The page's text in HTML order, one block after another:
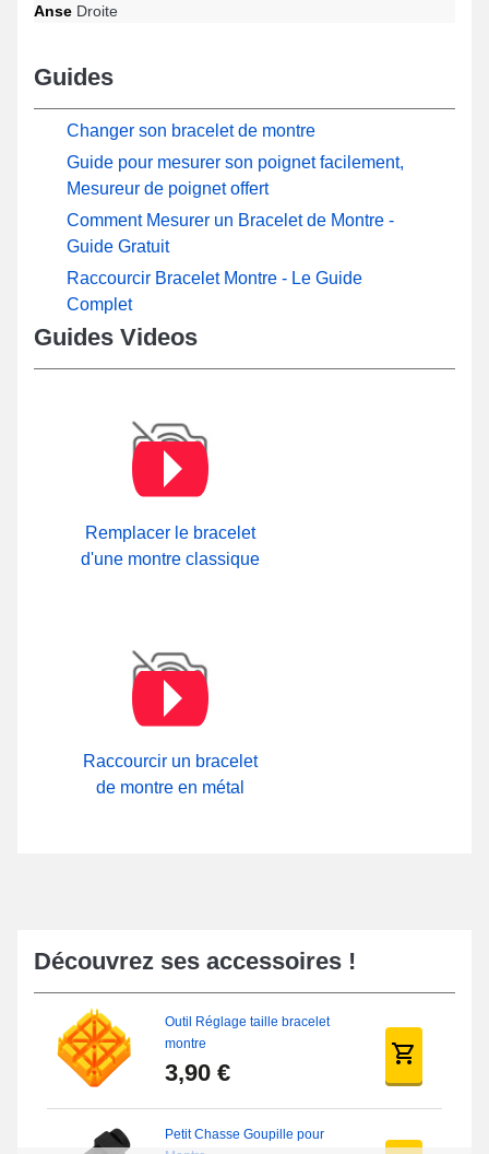
Anse Droite
Guides
Changer son bracelet de montre
Guide pour mesurer son poignet facilement,
Mesureur de poignet offert
Comment Mesurer un Bracelet de Montre -
Guide Gratuit
Raccourcir Bracelet Montre - Le Guide
Complet
Guides Videos
Remplacer le bracelet
d'une montre classique
Raccourcir un bracelet
de montre en métal
Découvrez ses accessoires !
Outil Réglage taille bracelet
montre
3,90 €
Petit Chasse Goupille pour